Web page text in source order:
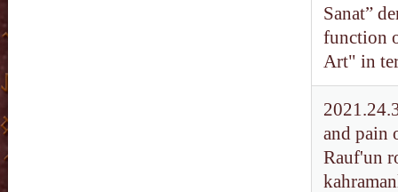
Sanat”
function
Art" in
and pain
Rauf'un